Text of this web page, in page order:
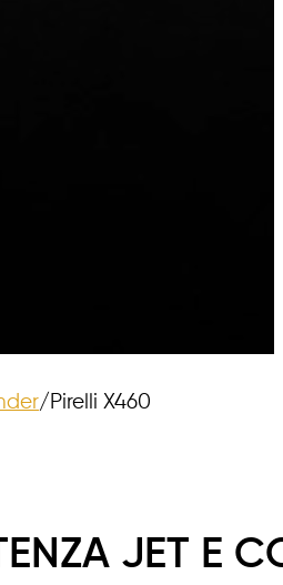
/ Pirelli X460
JET E